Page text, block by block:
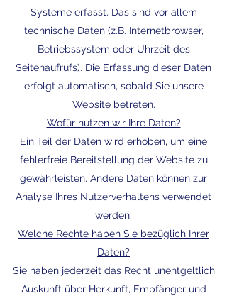
Systeme erfasst. Das sind vor allem
technische Daten (z.B. Internetbrowser,
Betriebssystem oder Uhrzeit des
Seitenaufrufs). Die Erfassung dieser Daten
erfolgt automatisch, sobald Sie unsere
Website betreten.
Wofür nutzen wir Ihre Daten?
Ein Teil der Daten wird erhoben, um eine
fehlerfreie Bereitstellung der Website zu
gewährleisten. Andere Daten können zur
Analyse Ihres Nutzerverhaltens verwendet
werden.
Welche Rechte haben Sie bezüglich Ihrer
Daten?
Sie haben jederzeit das Recht unentgeltlich
Auskunft über Herkunft, Empfänger und